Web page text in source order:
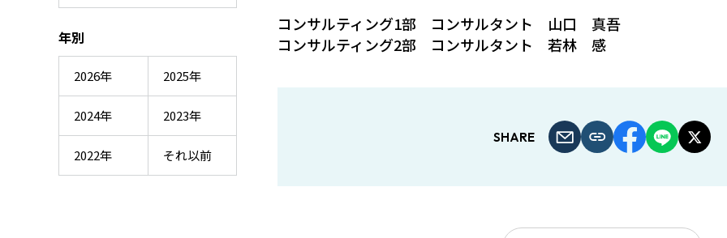
年別
2026年 2025年
2024年 2023年
2022年 それ以前
コンサルティング1部 コンサルタント 山口 真吾
コンサルティング2部 コンサルタント 若林 感
SHARE